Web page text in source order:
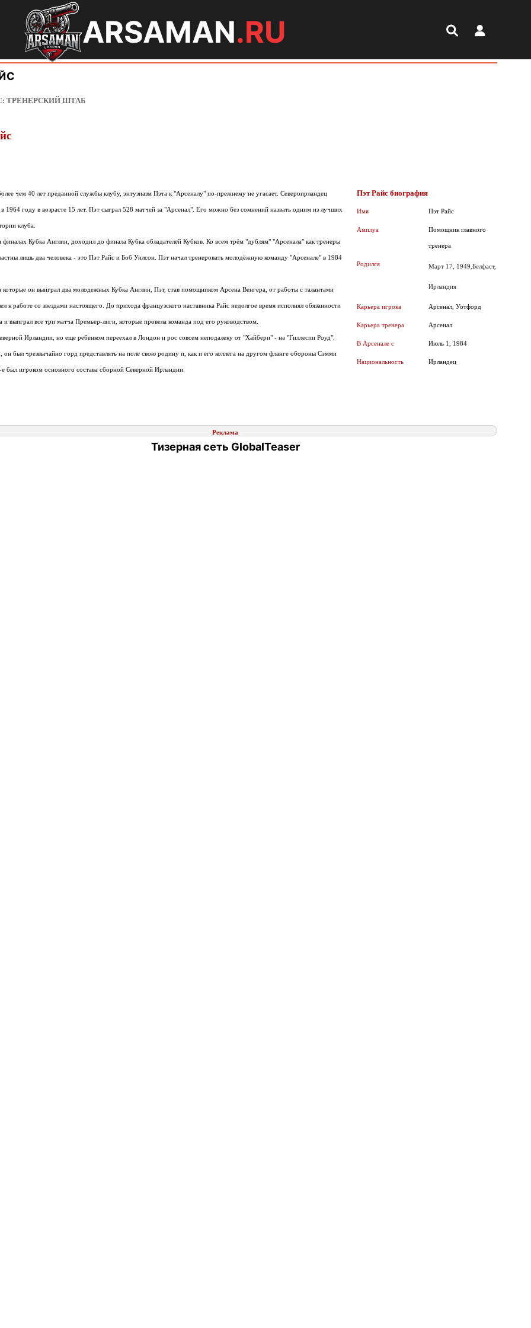
ARSAMAN.RU
ТРЕНЕРСКИЙ ШТАБ
чем 40 лет преданной службы клубу, энтузиазм Пэта к "Арсеналу" по-прежнему не угасает. Североирландец
в 1964 году в возрасте 15 лет. Пэт сыграл 528 матчей за "Арсенал". Его можно без сомнений назвать одним из лучших
клуба.
Пэт Райс биография
Имя Пэт Райс
Амплуа Помощник главного
тренера
Родился Март 17, 1949,Белфаст,
Ирландия
Карьера игрока Арсенал, Уотфорд
Карьера тренера Арсенал
В Арсенале с Июль 1, 1984
Национальность Ирландец
финалах Кубка Англии, доходил до финала Кубка обладателей Кубков. Ко всем трём "дублям" "Арсенала" как тренеры
лишь два человека - это Пэт Райс и Боб Уилсон. Пэт начал тренеровать молодёжную команду "Арсенале" в 1984
которые он выиграл два молодежных Кубка Англии, Пэт, став помощником Арсена Венгера, от работы с талантами
к работе со звездами настоящего. До прихода французского наставника Райс недолгое время исполнял обязанности
и выиграл все три матча Премьер-лиги, которые провела команда под его руководством.
Ирландии, но еще ребенком переехал в Лондон и рос совсем неподалеку от "Хайбери" - на "Гиллеспи Роуд".
он был чрезвычайно горд представлять на поле свою родину и, как и его коллега на другом фланге обороны Сэмми
был игроком основного состава сборной Северной Ирландии.
Реклама
Тизерная сеть GlobalTeaser